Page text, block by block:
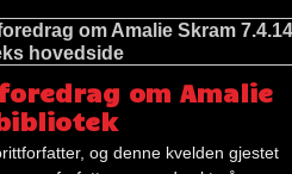
om Amalie Skram
hovedside
om Amalie
og denne kvelden gjestet